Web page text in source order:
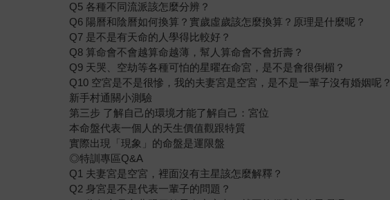
Q5 各種不同流派該怎麼分辨？
Q6 陽曆和陰曆如何換算？實歲虛歲該怎麼換算？原理是什麼呢？
Q7 是不是有天命的人學得比較好？
Q8 算命會不會越算命越薄，幫人算命會不會折壽？
Q9 天哭、空劫等各種可怕的星曜在命宮，是不是會很倒楣？
Q10 空宮是不是很慘，我的夫妻宮是空宮，是不是一輩子沒有婚姻呢？
新手村通關小測驗
第三步 了解自己的環境才能了解自己：宮位
本命盤代表一個人的天生價值觀跟特質
實際出現「現象」的命盤是運限盤
◎特訓專區Q&A
Q1 夫妻宮是空宮，裡面沒有主星該怎麼解釋？
Q2 身宮是不是代表一輩子的問題？